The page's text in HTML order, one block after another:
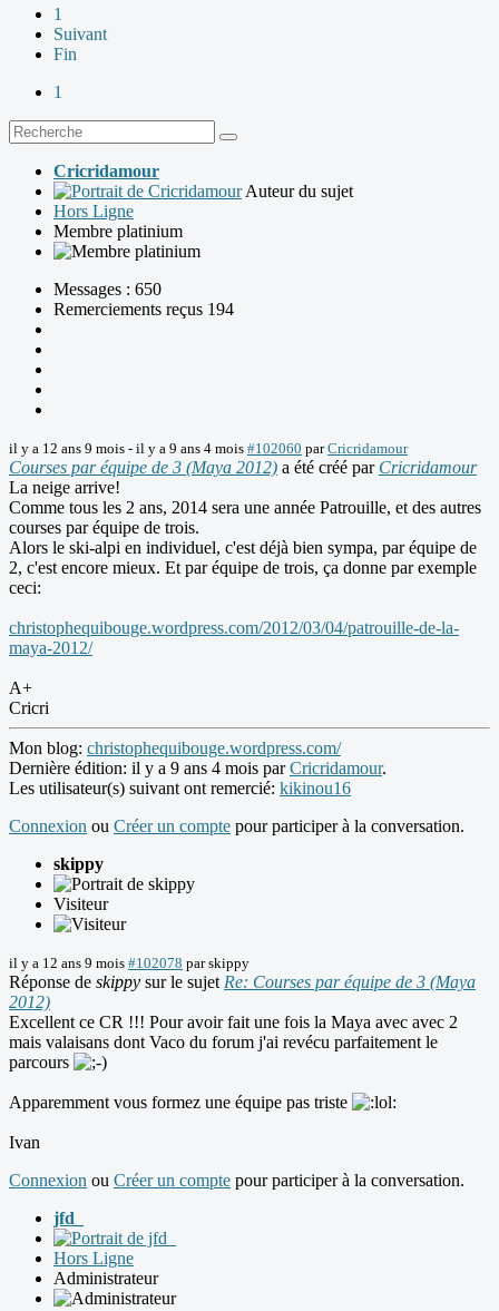
1
Suivant
Fin
1
Cricridamour
Auteur du sujet
Hors Ligne
Membre platinium
Messages : 650
Remerciements reçus 194
il y a 12 ans 9 mois - il y a 9 ans 4 mois #102060 parCricridamour
Courses par équipe de 3 (Maya 2012) a été créé par Cricridamour
La neige arrive!
Comme tous les 2 ans, 2014 sera une année Patrouille, et des autres
courses par équipe de trois.
Alors le ski-alpi en individuel, c'est déjà bien sympa, par équipe de
2, c'est encore mieux. Et par équipe de trois, ça donne par exemple
ceci:
christophequibouge.wordpress.com/2012/03/04/patrouille-de-la-
maya-2012/
A+
Cricri
Mon blog: christophequibouge.wordpress.com/
Dernière édition: il y a 9 ans 4 mois parCricridamour.
Les utilisateur(s) suivant ont remercié: kikinou16
Connexion ou Créer un compte pour participer à la conversation.
skippy
Visiteur
il y a 12 ans 9 mois #102078 parskippy
Réponse de skippy sur le sujet Re: Courses par équipe de 3 (Maya
2012)
Excellent ce CR !!! Pour avoir fait une fois la Maya avec avec 2
mais valaisans dont Vaco du forum j'ai revécu parfaitement le
parcours
Apparemment vous formez une équipe pas triste
Ivan
Connexion ou Créer un compte pour participer à la conversation.
jfd_
Hors Ligne
Administrateur